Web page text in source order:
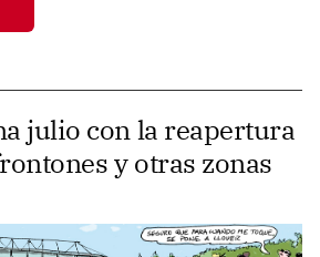
julio con la reapertura
y otras zonas